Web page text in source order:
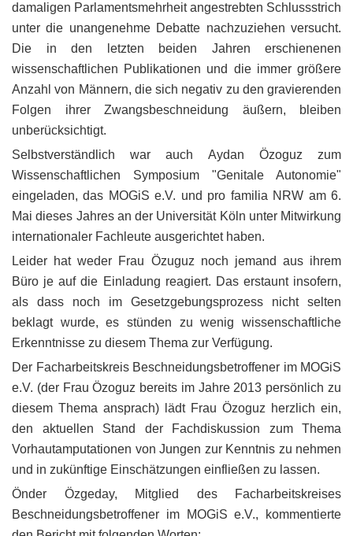
damaligen Parlamentsmehrheit angestrebten Schlussstrich
unter die unangenehme Debatte nachzuziehen versucht.
Die in den letzten beiden Jahren erschienenen
wissenschaftlichen Publikationen und die immer größere
Anzahl von Männern, die sich negativ zu den gravierenden
Folgen ihrer Zwangsbeschneidung äußern, bleiben
unberücksichtigt.
Selbstverständlich war auch Aydan Özoguz zum
Wissenschaftlichen Symposium "Genitale Autonomie"
eingeladen, das MOGiS e.V. und pro familia NRW am 6.
Mai dieses Jahres an der Universität Köln unter Mitwirkung
internationaler Fachleute ausgerichtet haben.
Leider hat weder Frau Özuguz noch jemand aus ihrem
Büro je auf die Einladung reagiert. Das erstaunt insofern,
als dass noch im Gesetzgebungsprozess nicht selten
beklagt wurde, es stünden zu wenig wissenschaftliche
Erkenntnisse zu diesem Thema zur Verfügung.
Der Facharbeitskreis Beschneidungsbetroffener im MOGiS
e.V. (der Frau Özoguz bereits im Jahre 2013 persönlich zu
diesem Thema ansprach) lädt Frau Özoguz herzlich ein,
den aktuellen Stand der Fachdiskussion zum Thema
Vorhautamputationen von Jungen zur Kenntnis zu nehmen
und in zukünftige Einschätzungen einfließen zu lassen.
Önder Özgeday, Mitglied des Facharbeitskreises
Beschneidungsbetroffener im MOGiS e.V., kommentierte